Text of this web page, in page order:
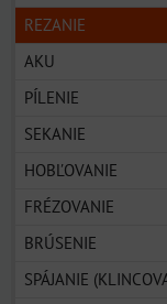
REZANIE
AKU
PÍLENIE
SEKANIE
HOBĽOVANIE
FRÉZOVANIE
BRÚSENIE
SPÁJANIE